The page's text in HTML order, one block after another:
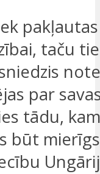
pakļautas
taču
par
tādu,
būt